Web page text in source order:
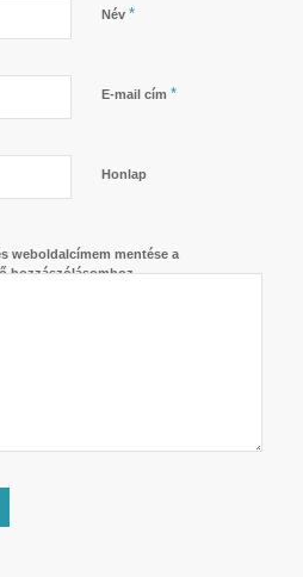
Név *
E-mail cím *
Honlap
weboldalcímem mentése a
hozzászólásomhoz.